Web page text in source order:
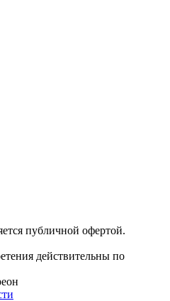
публичной офертой.
действительны по